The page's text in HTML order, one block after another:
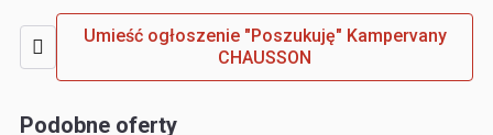
Umieść ogłoszenie "Poszukuję" Kampervany
CHAUSSON
Podobne oferty